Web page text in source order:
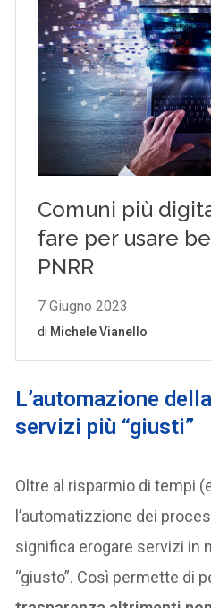
L’automazione
servizi più “giusti”
Oltre al risparmio di tempi
l’automatizzione dei
significa erogare servizi in
“giusto”. Così permette di